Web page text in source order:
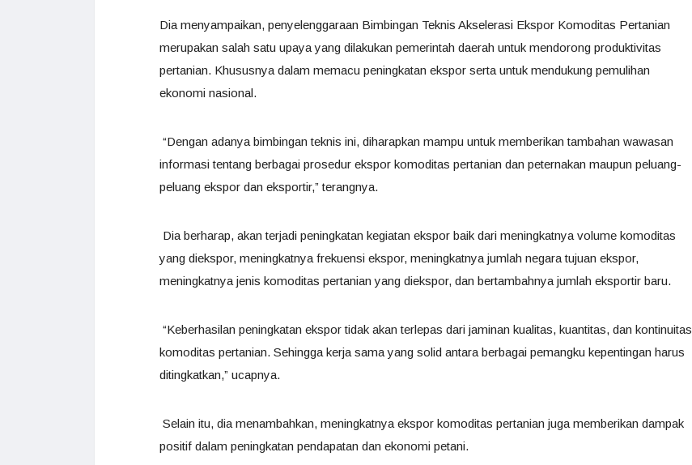
Dia menyampaikan, penyelenggaraan Bimbingan Teknis Akselerasi Ekspor Komoditas Pertanian
merupakan salah satu upaya yang dilakukan pemerintah daerah untuk mendorong produktivitas
pertanian. Khususnya dalam memacu peningkatan ekspor serta untuk mendukung pemulihan
ekonomi nasional.
“Dengan adanya bimbingan teknis ini, diharapkan mampu untuk memberikan tambahan wawasan
informasi tentang berbagai prosedur ekspor komoditas pertanian dan peternakan maupun peluang-
peluang ekspor dan eksportir,” terangnya.
Dia berharap, akan terjadi peningkatan kegiatan ekspor baik dari meningkatnya volume komoditas
yang diekspor, meningkatnya frekuensi ekspor, meningkatnya jumlah negara tujuan ekspor,
meningkatnya jenis komoditas pertanian yang diekspor, dan bertambahnya jumlah eksportir baru.
“Keberhasilan peningkatan ekspor tidak akan terlepas dari jaminan kualitas, kuantitas, dan kontinuitas
komoditas pertanian. Sehingga kerja sama yang solid antara berbagai pemangku kepentingan harus
ditingkatkan,” ucapnya.
Selain itu, dia menambahkan, meningkatnya ekspor komoditas pertanian juga memberikan dampak
positif dalam peningkatan pendapatan dan ekonomi petani.